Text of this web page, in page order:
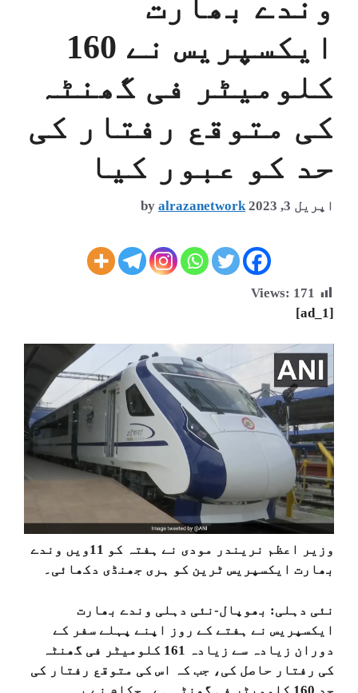
ایکسپریس نے 160
کلومیٹر فی گھنٹہ
کی متوقع رفتار کی
حد کو عبور کیا
اپریل 3, 2023 by alrazanetwork
Views: 171
[ad_1]
وزیر اعظم نریندر مودی نے ہفتہ کو 11ویں وندے
بھارت ایکسپریس ٹرین کو ہری جھنڈی دکھائی۔
نئی دہلی: بھوپال-نئی دہلی وندے بھارت
ایکسپریس نے ہفتے کے روز اپنے پہلے سفر کے
دوران زیادہ سے زیادہ 161 کلومیٹر فی گھنٹہ
کی رفتار حاصل کی، جب کہ اس کی متوقع رفتار کی
حد 160 کلومیٹر فی گھنٹہ ہے۔ حکام نے یہ